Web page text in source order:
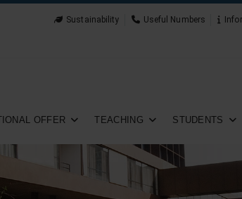
Sustainability Useful Numbers
OFFER TEACHING STUDENTS